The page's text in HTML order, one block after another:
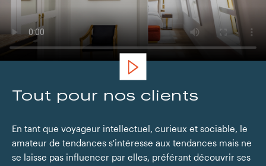
Hôtel Kimpton Maa-Lai, Bangkok
Tout pour nos clients
En tant que voyageur intellectuel, curieux et sociable, le
amateur de tendances s'intéresse aux tendances mais ne
se laisse pas influencer par elles, préférant découvrir ses